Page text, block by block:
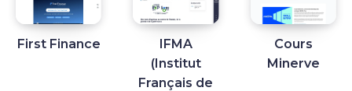
First Finance
IFMA
(Institut
Français de
Cours
Minerve